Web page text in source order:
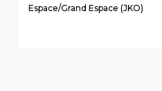
Espace/Grand Espace (JKO)